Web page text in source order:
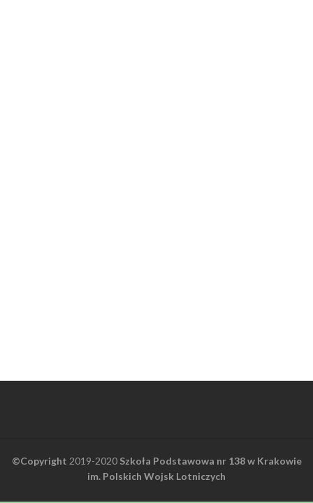
©Copyright 2019-2020 Szkoła Podstawowa nr 138 w Krakowie
im. Polskich Wojsk Lotniczych